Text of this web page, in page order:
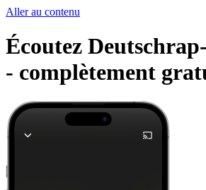
Aller au contenu
Écoutez
- complètement